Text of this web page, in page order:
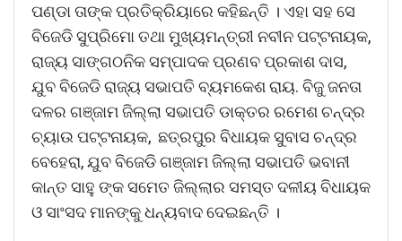
ପଣ୍ଡା ତାଙ୍କ ପ୍ରତିକ୍ରିୟାରେ କହିଛନ୍ତି । ଏହା ସହ ସେ
ବିଜେଡି ସୁପ୍ରିମୋ ତଥା ମୁଖ୍ୟମନ୍ତ୍ରୀ ନବୀନ ପଟ୍ଟନାୟକ,
ରାଜ୍ୟ ସାଙ୍ଗଠନିକ ସମ୍ପାଦକ ପ୍ରଣବ ପ୍ରକାଶ ଦାସ,
ଯୁବ ବିଜେଡି ରାଜ୍ୟ ସଭାପତି ବ୍ୟମକେଶ ରାୟ. ବିଜୁ ଜନତା
ଦଳର ଗଞ୍ଜାମ ଜିଲ୍ଲା ସଭାପତି ଡାକ୍ତର ରମେଶ ଚନ୍ଦ୍ର
ଚ୍ୟାଉ ପଟ୍ଟନାୟକ, ଛତ୍ରପୁର ବିଧାୟକ ସୁବାସ ଚନ୍ଦ୍ର
ବେହେରା, ଯୁବ ବିଜେଡି ଗଞ୍ଜାମ ଜିଲ୍ଲା ସଭାପତି ଭବାନୀ
କାନ୍ତ ସାହୁ ଙ୍କ ସମେତ ଜିଲ୍ଲାର ସମସ୍ତ ଦଳୀୟ ବିଧାୟକ
ଓ ସାଂସଦ ମାନଙ୍କୁ ଧନ୍ୟବାଦ ଦେଇଛନ୍ତି ।